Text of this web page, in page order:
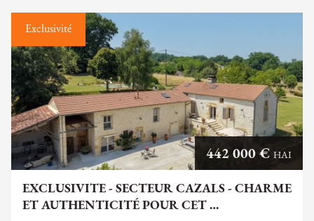
Exclusivité
EXCLUSIVITE - SECTEUR CAZALS - CHARME
ET AUTHENTICITÉ POUR CET …
442 000 € HAI